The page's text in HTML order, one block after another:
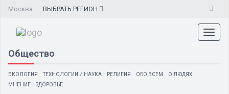
Москва ВЫБРАТЬ РЕГИОН
Общество
ЭКОЛОГИЯ ТЕХНОЛОГИИ И НАУКА РЕЛИГИЯ ОБО ВСЕМ
О ЛЮДЯХ
МНЕНИЕ
ЗДОРОВЬЕ